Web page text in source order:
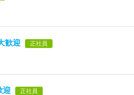
歓迎 正社員
迎 正社員